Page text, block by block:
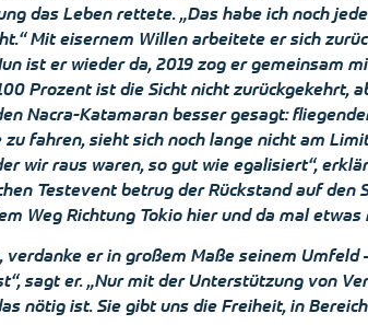
das Leben rettete. „Das habe ich noch
Mit eisernem Willen arbeitete er sich
ist er wieder da, 2019 zog er gemeinsam
Prozent ist die Sicht nicht zurückgekehrt,
Nacra-Katamaran besser gesagt:
fahren, sieht sich noch lange nicht am
wir raus waren, so gut wie egalisiert“,
Testevent betrug der Rückstand auf den
Weg Richtung Tokio hier und da mal
er in großem Maße seinem Umfeld
sagt er. „Nur mit der Unterstützung von
nötig ist. Sie gibt uns die Freiheit, in